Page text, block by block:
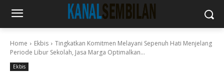
Home Ekbis
Tingkatkan Komitmen Melayani Sepenuh Hati Menjelang
Periode Libur Sekolah, Jasa Marga Optimalkan...
Ekbis